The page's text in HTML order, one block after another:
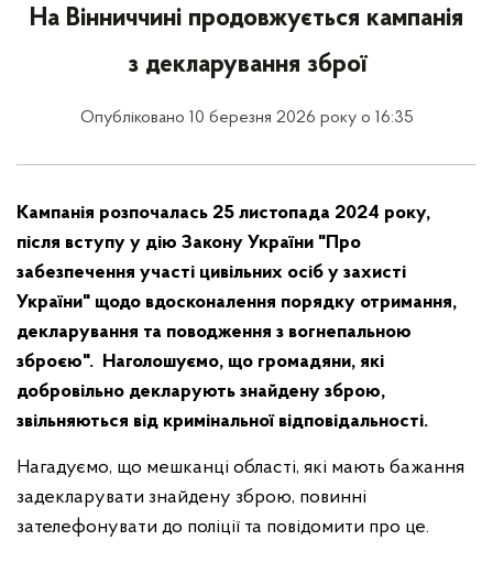
На Вінниччині продовжується кампанія
з декларування зброї
Опубліковано 10 березня 2026 року о 16:35
Кампанія розпочалась 25 листопада 2024 року,
після вступу у дію Закону України "Про
забезпечення участі цивільних осіб у захисті
України" щодо вдосконалення порядку отримання,
декларування та поводження з вогнепальною
зброєю". Наголошуємо, що громадяни, які
добровільно декларують знайдену зброю,
звільняються від кримінальної відповідальності.
Нагадуємо, що мешканці області, які мають бажання
задекларувати знайдену зброю, повинні
зателефонувати до поліції та повідомити про це.